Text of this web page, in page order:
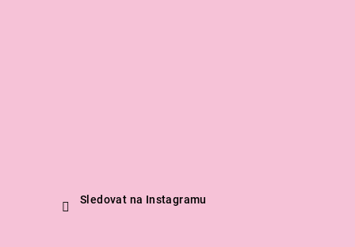
Sledovat na Instagramu